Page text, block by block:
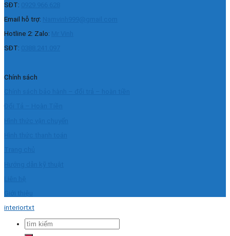
SĐT:
Email hỗ trợ:
Hotline 2: Zalo:
SĐT:
Chính sách
interiortxt
Tìm
kiếm: